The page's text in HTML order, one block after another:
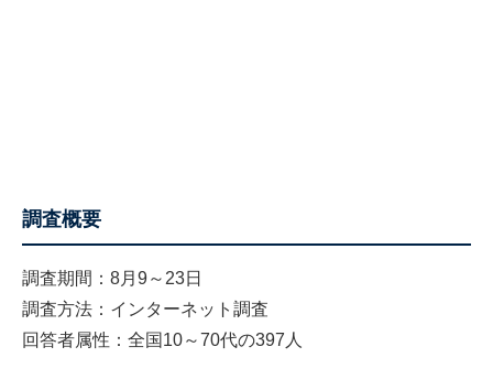
調査概要
調査期間：8月9～23日
調査方法：インターネット調査
回答者属性：全国10～70代の397人